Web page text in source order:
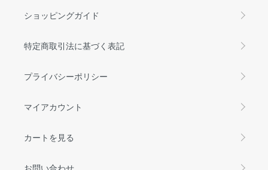
ショッピングガイド
特定商取引法に基づく表記
プライバシーポリシー
マイアカウント
カートを見る
お問い合わせ